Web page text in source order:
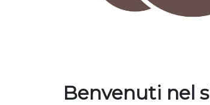
Benvenuti nel